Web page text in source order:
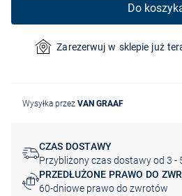
Do
Zarezerwuj w sklepie już
Wysyłka przez VAN GRAAF
CZAS DOSTAWY
Przybliżony czas dostawy od 3 -
PRZEDŁUŻONE PRAWO DO
60-dniowe prawo do zwrotów